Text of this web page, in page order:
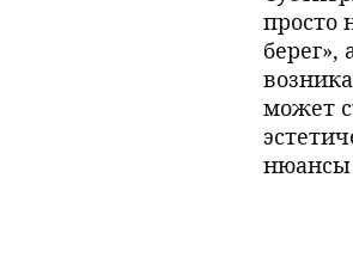
просто
может
нюансы